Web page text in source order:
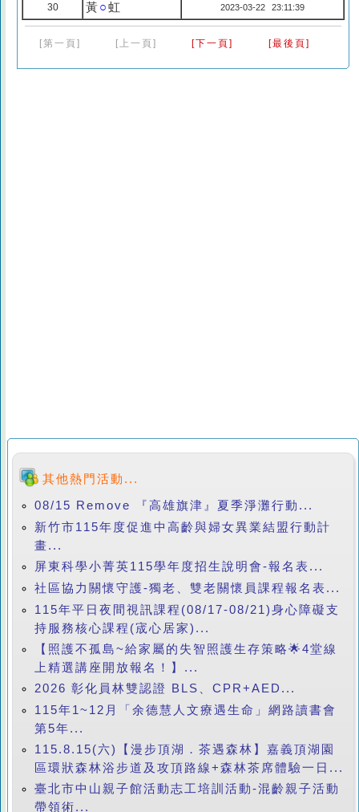
30 黃○虹 2023-03-22 23:11:39
[第一頁] [上一頁] [下一頁] [最後頁]
其他熱門活動...
08/15 Remove 『高雄旗津』夏季淨灘行動...
新竹市115年度促進中高齡與婦女異業結盟行動計
畫...
屏東科學小菁英115學年度招生說明會-報名表...
社區協力關懷守護-獨老、雙老關懷員課程報名表...
115年平日夜間視訊課程(08/17-08/21)身心障礙支
持服務核心課程(宬心居家)...
【照護不孤島~給家屬的失智照護生存策略🌟4堂線
上精選講座開放報名！】...
2026 彰化員林雙認證 BLS、CPR+AED...
115年1~12月「余德慧人文療遇生命」網路讀書會
第5年...
115.8.15(六)【漫步頂湖．茶遇森林】嘉義頂湖園
區環狀森林浴步道及攻頂路線+森林茶席體驗一日...
臺北市中山親子館活動志工培訓活動-混齡親子活動
帶領術...